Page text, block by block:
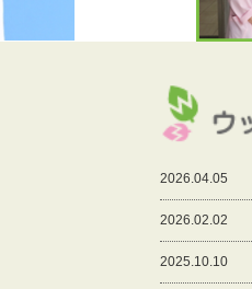
2026.04.05
2026.02.02
2025.10.10